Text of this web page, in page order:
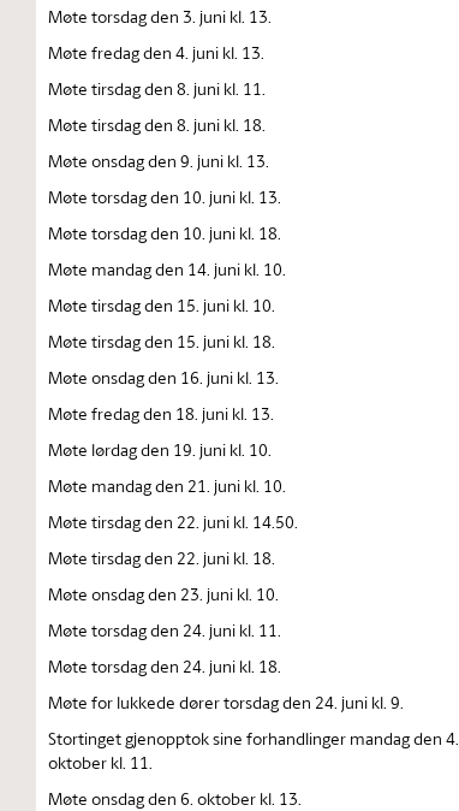
Møte torsdag den 3. juni kl. 13.
Møte fredag den 4. juni kl. 13.
Møte tirsdag den 8. juni kl. 11.
Møte tirsdag den 8. juni kl. 18.
Møte onsdag den 9. juni kl. 13.
Møte torsdag den 10. juni kl. 13.
Møte torsdag den 10. juni kl. 18.
Møte mandag den 14. juni kl. 10.
Møte tirsdag den 15. juni kl. 10.
Møte tirsdag den 15. juni kl. 18.
Møte onsdag den 16. juni kl. 13.
Møte fredag den 18. juni kl. 13.
Møte lørdag den 19. juni kl. 10.
Møte mandag den 21. juni kl. 10.
Møte tirsdag den 22. juni kl. 14.50.
Møte tirsdag den 22. juni kl. 18.
Møte onsdag den 23. juni kl. 10.
Møte torsdag den 24. juni kl. 11.
Møte torsdag den 24. juni kl. 18.
Møte for lukkede dører torsdag den 24. juni kl. 9.
Stortinget gjenopptok sine forhandlinger mandag den 4.
oktober kl. 11.
Møte onsdag den 6. oktober kl. 13.